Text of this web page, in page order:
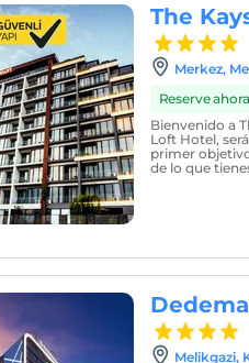
The
Merkez,
Reserve
Bienvenido a
Loft Hotel,
primer
de lo que
Melikgazi,